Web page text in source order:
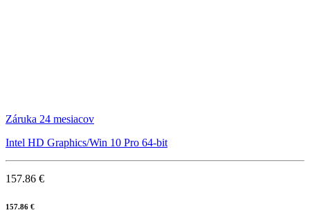
Záruka 24 mesiacov
Intel HD Graphics/Win 10 Pro 64-bit
157.86 €
157.86 €